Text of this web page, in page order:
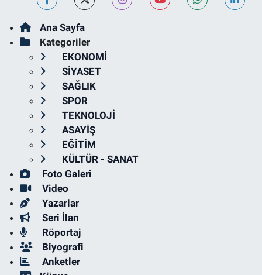
Ana Sayfa
Kategoriler
EKONOMİ
SİYASET
SAĞLIK
SPOR
TEKNOLOJİ
ASAYİŞ
EĞİTİM
KÜLTÜR - SANAT
Foto Galeri
Video
Yazarlar
Seri İlan
Röportaj
Biyografi
Anketler